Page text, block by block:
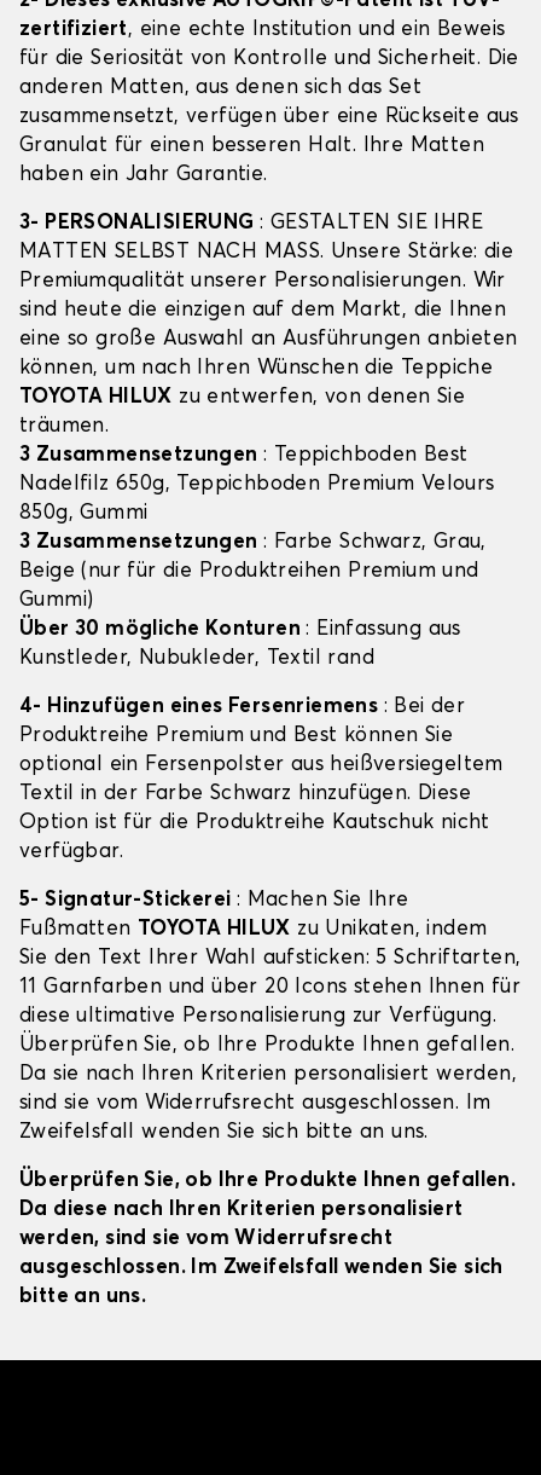
zertifiziert, eine echte Institution und ein Beweis
für die Seriosität von Kontrolle und Sicherheit. Die
anderen Matten, aus denen sich das Set
zusammensetzt, verfügen über eine Rückseite aus
Granulat für einen besseren Halt. Ihre Matten
haben ein Jahr Garantie.
3- PERSONALISIERUNG : GESTALTEN SIE IHRE
MATTEN SELBST NACH MASS. Unsere Stärke: die
Premiumqualität unserer Personalisierungen. Wir
sind heute die einzigen auf dem Markt, die Ihnen
eine so große Auswahl an Ausführungen anbieten
können, um nach Ihren Wünschen die Teppiche
TOYOTA HILUX zu entwerfen, von denen Sie
träumen.
3 Zusammensetzungen : Teppichboden Best
Nadelfilz 650g, Teppichboden Premium Velours
850g, Gummi
3 Zusammensetzungen : Farbe Schwarz, Grau,
Beige (nur für die Produktreihen Premium und
Gummi)
Über 30 mögliche Konturen: Einfassung aus
Kunstleder, Nubukleder, Textil rand
4- Hinzufügen eines Fersenriemens : Bei der
Produktreihe Premium und Best können Sie
optional ein Fersenpolster aus heißversiegeltem
Textil in der Farbe Schwarz hinzufügen. Diese
Option ist für die Produktreihe Kautschuk nicht
verfügbar.
5- Signatur-Stickerei : Machen Sie Ihre
Fußmatten
TOYOTA HILUX zu Unikaten, indem
Sie den Text Ihrer Wahl aufsticken: 5 Schriftarten,
11 Garnfarben und über 20 Icons stehen Ihnen für
diese ultimative Personalisierung zur Verfügung.
Überprüfen Sie, ob Ihre Produkte Ihnen gefallen.
Da sie nach Ihren Kriterien personalisiert werden,
sind sie vom Widerrufsrecht ausgeschlossen. Im
Zweifelsfall wenden Sie sich bitte an uns.
Überprüfen Sie, ob Ihre Produkte Ihnen gefallen.
Da diese nach Ihren Kriterien personalisiert
werden, sind sie vom Widerrufsrecht
ausgeschlossen. Im Zweifelsfall wenden Sie sich
bitte an uns.